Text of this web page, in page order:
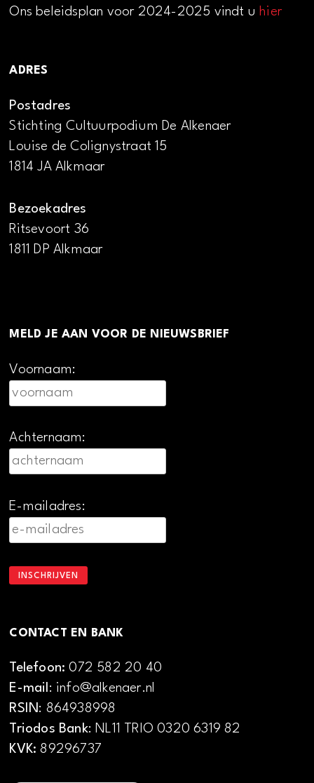
Ons beleidsplan voor 2024-2025 vindt uhier
ADRES
Postadres
Stichting Cultuurpodium De Alkenaer
Louise de Colignystraat 15
1814 JA Alkmaar
Bezoekadres
Ritsevoort 36
1811 DP Alkmaar
MELD JE AAN VOOR DE NIEUWSBRIEF
Voornaam:
Achternaam:
E-mailadres:
CONTACT EN BANK
Telefoon:072 582 20 40
E-mail: info@alkenaer.nl
RSIN: 864938998
Triodos Bank: NL11 TRIO 0320 6319 82
KVK: 89296737